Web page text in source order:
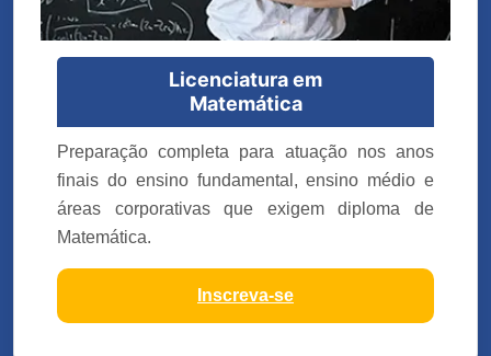
Licenciatura em
Matemática
Preparação completa para atuação nos anos
finais do ensino fundamental, ensino médio e
áreas corporativas que exigem diploma de
Matemática.
Inscreva-se